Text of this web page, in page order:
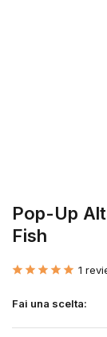
Pop-Up
Fish
1
Fai una scelta: